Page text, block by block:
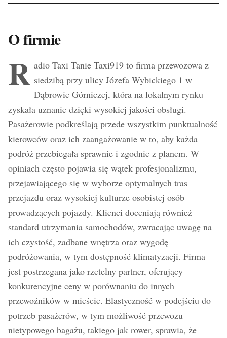
O firmie
R adio Taxi Tanie Taxi919 to firma przewozowa z
siedzibą przy ulicy Józefa Wybickiego 1 w
Dąbrowie Górniczej, która na lokalnym rynku
zyskała uznanie dzięki wysokiej jakości obsługi.
Pasażerowie podkreślają przede wszystkim punktualność
kierowców oraz ich zaangażowanie w to, aby każda
podróż przebiegała sprawnie i zgodnie z planem. W
opiniach często pojawia się wątek profesjonalizmu,
przejawiającego się w wyborze optymalnych tras
przejazdu oraz wysokiej kulturze osobistej osób
prowadzących pojazdy. Klienci doceniają również
standard utrzymania samochodów, zwracając uwagę na
ich czystość, zadbane wnętrza oraz wygodę
podróżowania, w tym dostępność klimatyzacji. Firma
jest postrzegana jako rzetelny partner, oferujący
konkurencyjne ceny w porównaniu do innych
przewoźników w mieście. Elastyczność w podejściu do
potrzeb pasażerów, w tym możliwość przewozu
nietypowego bagażu, takiego jak rower, sprawia, że